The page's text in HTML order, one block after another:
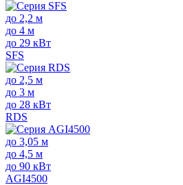
до 2,2 м
до 4 м
до 29 кВт
SFS
до 2,5 м
до 3 м
до 28 кВт
RDS
до 3,05 м
до 4,5 м
до 90 кВт
AGI4500